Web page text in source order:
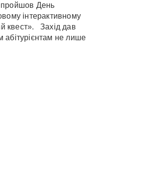
День
інтерактивному
квест». Захід дав
абітурієнтам не лише